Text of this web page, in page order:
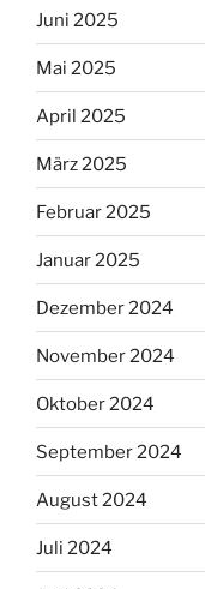
Juni 2025
Mai 2025
April 2025
März 2025
Februar 2025
Januar 2025
Dezember 2024
November 2024
Oktober 2024
September 2024
August 2024
Juli 2024